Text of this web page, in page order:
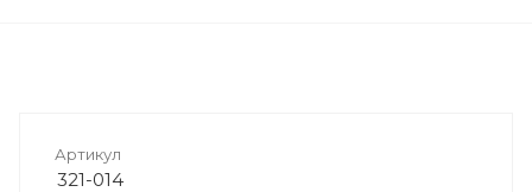
Артикул
321-014